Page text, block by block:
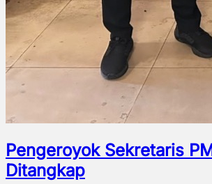
Pengeroyok Sekretaris
Ditangkap